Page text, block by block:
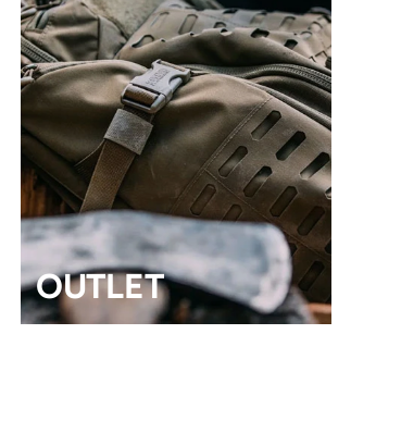
OUTLET